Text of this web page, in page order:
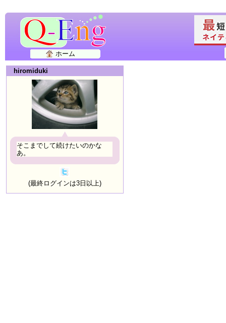
ホーム
hiromiduki
そこまでして続けたいのかな
あ。
(最終ログインは3日以上)